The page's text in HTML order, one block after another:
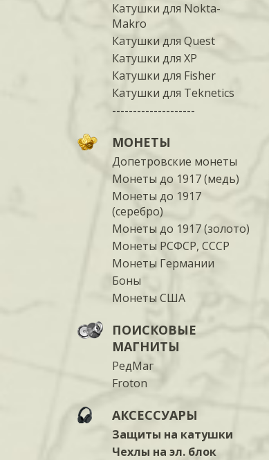
Катушки для Nokta-
Makro
Катушки для Quest
Катушки для XP
Катушки для Fisher
Катушки для Teknetics
--------------------
МОНЕТЫ
Допетровские монеты
Монеты до 1917 (медь)
Монеты до 1917
(серебро)
Монеты до 1917 (золото)
Монеты РСФСР, СССР
Монеты Германии
Боны
Монеты США
ПОИСКОВЫЕ
МАГНИТЫ
РедМаг
Froton
АКСЕССУАРЫ
Защиты на катушки
Чехлы на эл. блок